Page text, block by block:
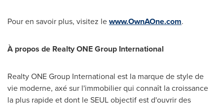
Pour en savoir plus, visitez lewww.OwnAOne.com.
À propos de Realty ONE Group International
Realty ONE Group International est la marque de style de
vie moderne, axé sur l'immobilier qui connaît la croissance
la plus rapide et dont le SEUL objectif est d'ouvrir des